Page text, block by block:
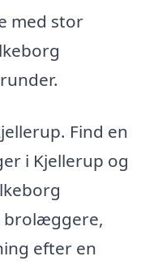
med stor
Find en
i Kjellerup og
brolæggere,
efter en